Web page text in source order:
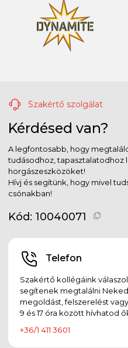
Szakértő szolgálat
Kérdésed van?
A legfontosabb, hogy
tudásodhoz, tapasztalatodhoz
horgászeszközöket!
Hívj és segítünk, hogy mivel
csónakban!
Kód: 10040071
Telefon
Szakértő kollégáink
segítenek megtalálni
megoldást, felszerelést
9 és 17 óra között hívhatod
+36/1 411 3601